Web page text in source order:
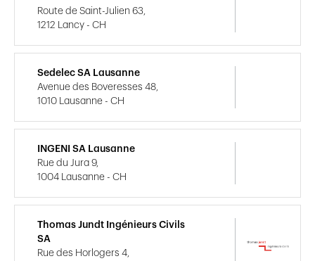
Route de Saint-Julien 63,
1212 Lancy - CH
Sedelec SA Lausanne
Avenue des Boveresses 48,
1010 Lausanne - CH
INGENI SA Lausanne
Rue du Jura 9,
1004 Lausanne - CH
Thomas Jundt Ingénieurs Civils
SA
Rue des Horlogers 4,